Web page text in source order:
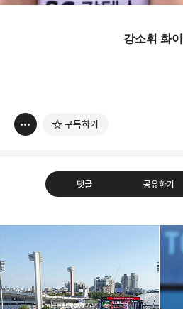
강소휘 화
구독하기
댓글 공유하기
thebravepost.com
bravesjb@gmail.com, South Korea,
구독하기 카카오톡